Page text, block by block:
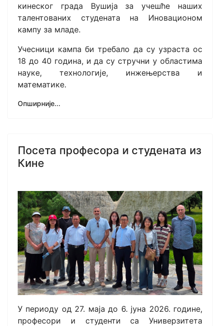
кинеског града Вушија за учешће наших
талентованих студената на Иновационом
кампу за младе.
Учесници кампа би требало да су узраста ос
18 до 40 година, и да су стручни у областима
науке, технологије, инжењерства и
математике.
Опширније...
Посета професора и студената из
Кине
У периоду од 27. маја до 6. јуна 2026. године,
професори и студенти са Универзитета